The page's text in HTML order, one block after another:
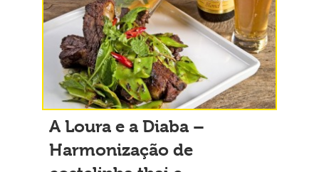
A Loura e a Diaba –
Harmonização de